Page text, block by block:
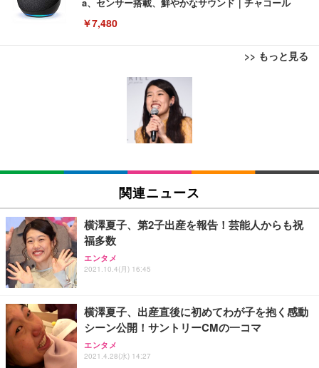
a、センサー搭載、鮮やかなサウンド｜チャコール
￥7,480
>> もっと見る
[EdoErgo] オフィスチェア 椅子 テレワーク 疲れな
い 跳ね上げ式アームレスト コンパクト 約105度ロッ
キング pc 事務椅子 360度回転 座面昇降 強化ナイロ
ン樹脂ベース 通気性メッシュ 在宅ワーク H-WY01
(黒網+黒枠+黒足)
SIHOO B100 オフィスチェア／デスクチェア メッシ
ュチェア 人間工学 疲れない ブラック
￥27,999
ワーク チェア 強化バックレスト 30度ロッキング機
能 人間工学 椅子 腰サポート 90度跳ね上げ式アーム
務用 おしゃれ パソコンチェア (ブラック)
Sezlife オフィスチェア デスクチェア 疲れない テレ
ワーク チェア 強化バックレスト 30度ロッキング機
能 人間工学 椅子 腰サポート 90度跳ね上げ式アーム
EIZO ビジネス向けプレミアムモニター | FlexScan
EV3240X-WT | 31.5型4K UHD・USB Type-C・ホワ
EIZO ビジネス向けプレミアムモニター | FlexScan
￥109,572
【純正品】27"ゲーミングモニター DualSense 充電
フック付き（CFI-ZDM1J）
【整備済み品】Dell E2724HS 27インチ 液晶モニタ
ー フルHD（1920×1080）VA 非光沢 HDMI/DisplayP
ort/VGA スピーカー内蔵 高さ調整 スイベル VESA対
Amazonベーシック ペットシーツ 薄型 レギュラー 1
回使い捨て 無香料 ホワイト 300枚
Amazonベーシック ペットシーツ 厚型 ワイド 42枚
x2袋(84枚) ホワイト(吸収面:ライトブルー)
￥3,234
ネオ・ルーライフ ネオ・オムツ L 中型犬用 26枚入
り 単品
Smart Basic(スマートベーシック) 【Amazon.co.jp
限定】 Smart Basic アイリスオーヤマ ペットシーツ
超厚型 お徳用 ワイド 100枚入 (x 1) (ケース販売)
関連ニュース
横澤夏子、第2子出産を報告！芸能人からも祝
福多数
エンタメ
2021.10.4(月) 16:45
横澤夏子、出産直後に初めてわが子を抱く感動
シーン公開！サントリーCMの一コマ
エンタメ
2021.4.28(水) 14:27